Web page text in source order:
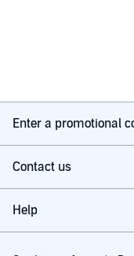
Enter a promotional
Contact us
Help